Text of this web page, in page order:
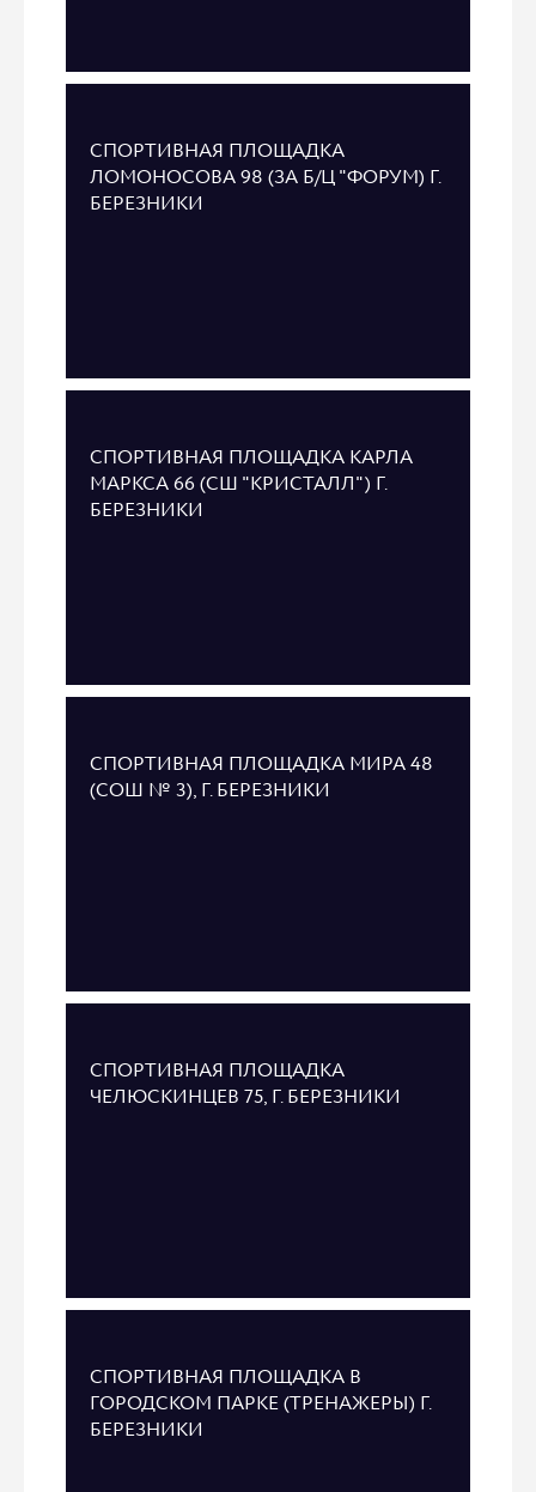
СПОРТИВНАЯ ПЛОЩАДКА
ЛОМОНОСОВА 98 (ЗА Б/Ц "ФОРУМ) Г.
БЕРЕЗНИКИ
СПОРТИВНАЯ ПЛОЩАДКА КАРЛА
МАРКСА 66 (СШ "КРИСТАЛЛ") Г.
БЕРЕЗНИКИ
СПОРТИВНАЯ ПЛОЩАДКА МИРА 48
(СОШ № 3), Г. БЕРЕЗНИКИ
СПОРТИВНАЯ ПЛОЩАДКА
ЧЕЛЮСКИНЦЕВ 75, Г. БЕРЕЗНИКИ
СПОРТИВНАЯ ПЛОЩАДКА В
ГОРОДСКОМ ПАРКЕ (ТРЕНАЖЕРЫ) Г.
БЕРЕЗНИКИ